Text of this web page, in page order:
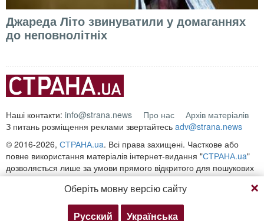
Джареда Літо звинуватили у домаганнях
до неповнолітніх
Наші контакти: info@strana.news Про нас
Архів матеріалів
З питань розміщення реклами звертайтесь adv@strana.news
© 2016-2026, СТРАНА.ua. Всі права захищені. Часткове або
повне використання матеріалів інтернет-видання "СТРАНА.ua"
дозволяється лише за умови прямого відкритого для пошукових
систем гіперпосилання на безпосередню адресу матеріалу на
Будь-яке копіювання, публікація, передрук чи відтворення
інформації, що містить посилання на «Інтерфакс-Україна»,
Оберіть мовну версію сайту
Русский Українська